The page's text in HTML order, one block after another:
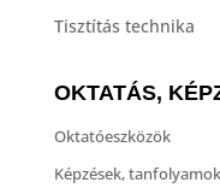
Tisztítás technika
OKTATÁS,
Oktatóeszközök
Képzések, tanfolyamok